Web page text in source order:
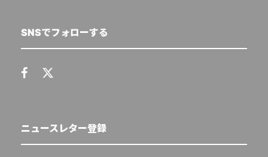
SNSでフォローする
ニュースレター登録